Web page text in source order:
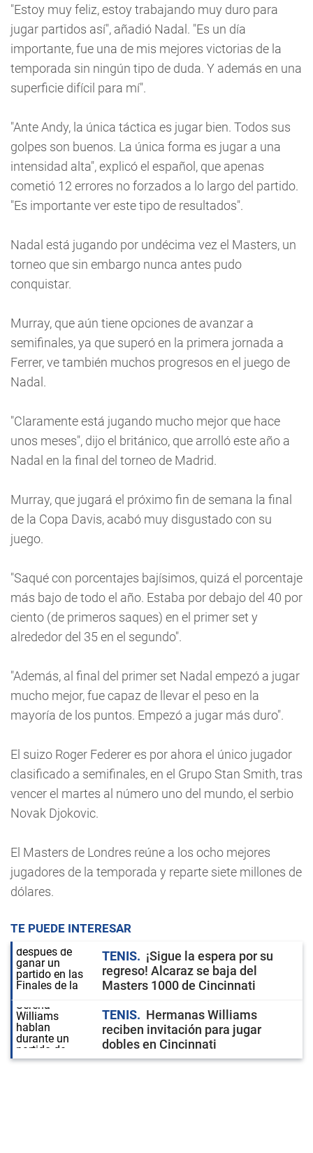
"Estoy muy feliz, estoy trabajando muy duro para
jugar partidos así", añadió Nadal. "Es un día
importante, fue una de mis mejores victorias de la
temporada sin ningún tipo de duda. Y además en una
superficie difícil para mí".
"Ante Andy, la única táctica es jugar bien. Todos sus
golpes son buenos. La única forma es jugar a una
intensidad alta", explicó el español, que apenas
cometió 12 errores no forzados a lo largo del partido.
"Es importante ver este tipo de resultados".
Nadal está jugando por undécima vez el Masters, un
torneo que sin embargo nunca antes pudo
conquistar.
Murray, que aún tiene opciones de avanzar a
semifinales, ya que superó en la primera jornada a
Ferrer, ve también muchos progresos en el juego de
Nadal.
"Claramente está jugando mucho mejor que hace
unos meses", dijo el británico, que arrolló este año a
Nadal en la final del torneo de Madrid.
Murray, que jugará el próximo fin de semana la final
de la Copa Davis, acabó muy disgustado con su
juego.
"Saqué con porcentajes bajísimos, quizá el porcentaje
más bajo de todo el año. Estaba por debajo del 40 por
ciento (de primeros saques) en el primer set y
alrededor del 35 en el segundo".
"Además, al final del primer set Nadal empezó a jugar
mucho mejor, fue capaz de llevar el peso en la
mayoría de los puntos. Empezó a jugar más duro".
El suizo Roger Federer es por ahora el único jugador
clasificado a semifinales, en el Grupo Stan Smith, tras
vencer el martes al número uno del mundo, el serbio
Novak Djokovic.
El Masters de Londres reúne a los ocho mejores
jugadores de la temporada y reparte siete millones de
dólares.
TE PUEDE INTERESAR
TENIS
¡Sigue la espera por su
regreso! Alcaraz se baja del
Masters 1000 de Cincinnati
TENIS
Hermanas Williams
reciben invitación para jugar
dobles en Cincinnati